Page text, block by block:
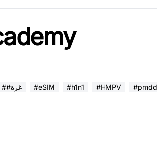
##غزة #eSIM #h1n1 #HMPV #pmdd